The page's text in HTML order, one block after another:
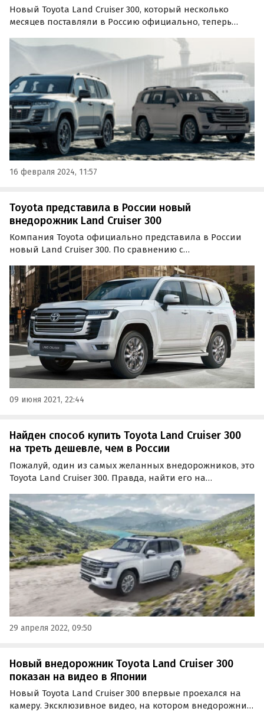
Новый Toyota Land Cruiser 300, который несколько
месяцев поставляли в Россию официально, теперь
сравнению с ценами осени 2023 года, когда они
начинались от 12 700 000 рублей, эти внедорожники
сильно…
16 февраля 2024, 11:57
Toyota представила в России новый
внедорожник Land Cruiser 300
Компания Toyota официально представила в России
новый Land Cruiser 300. По сравнению с
серьезно эволюционировал буквально во всем:
дизайне, оснащении, «технике» и, в конце концов,
самих внедорожных…
09 июня 2021, 22:44
Найден способ купить Toyota Land Cruiser 300
на треть дешевле, чем в России
Пожалуй, один из самых желанных внедорожников, это
Toyota Land Cruiser 300. Правда, найти его на
не из легких.
29 апреля 2022, 09:50
Новый внедорожник Toyota Land Cruiser 300
показан на видео в Японии
Новый Toyota Land Cruiser 300 впервые проехался на
камеру. Эксклюзивное видео, на котором внедорожник